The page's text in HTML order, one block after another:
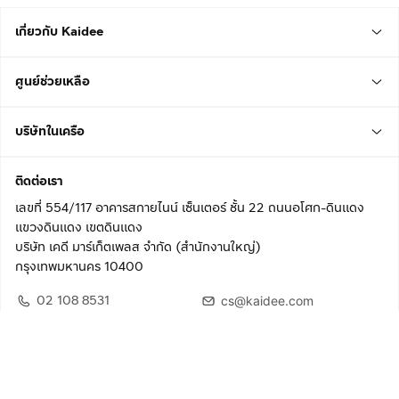
เกี่ยวกับ Kaidee
ศูนย์ช่วยเหลือ
บริษัทในเครือ
ติดต่อเรา
เลขที่ 554/117 อาคารสกายไนน์ เซ็นเตอร์ ชั้น 22 ถนนอโศก-ดินแดง
แขวงดินแดง เขตดินแดง
บริษัท เคดี มาร์เก็ตเพลส จำกัด (สำนักงานใหญ่)
กรุงเทพมหานคร 10400
02 108 8531
cs@kaidee.com